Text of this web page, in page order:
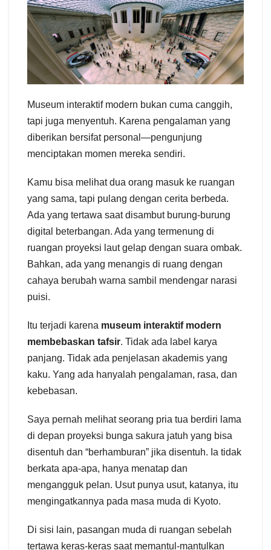
Museum interaktif modern bukan cuma canggih,
tapi juga menyentuh. Karena pengalaman yang
diberikan bersifat personal—pengunjung
menciptakan momen mereka sendiri.
Kamu bisa melihat dua orang masuk ke ruangan
yang sama, tapi pulang dengan cerita berbeda.
Ada yang tertawa saat disambut burung-burung
digital beterbangan. Ada yang termenung di
ruangan proyeksi laut gelap dengan suara ombak.
Bahkan, ada yang menangis di ruang dengan
cahaya berubah warna sambil mendengar narasi
puisi.
Itu terjadi karena museum interaktif modern
membebaskan tafsir. Tidak ada label karya
panjang. Tidak ada penjelasan akademis yang
kaku. Yang ada hanyalah pengalaman, rasa, dan
kebebasan.
Saya pernah melihat seorang pria tua berdiri lama
di depan proyeksi bunga sakura jatuh yang bisa
disentuh dan “berhamburan” jika disentuh. Ia tidak
berkata apa-apa, hanya menatap dan
mengangguk pelan. Usut punya usut, katanya, itu
mengingatkannya pada masa muda di Kyoto.
Di sisi lain, pasangan muda di ruangan sebelah
tertawa keras-keras saat memantul-mantulkan